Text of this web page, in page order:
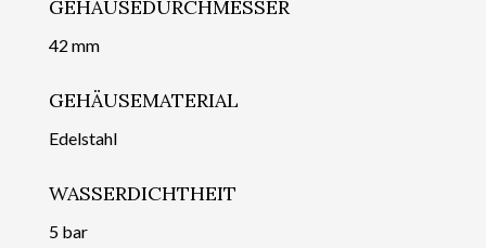
GEHÄUSEDURCHMESSER
42 mm
GEHÄUSEMATERIAL
Edelstahl
WASSERDICHTHEIT
5 bar